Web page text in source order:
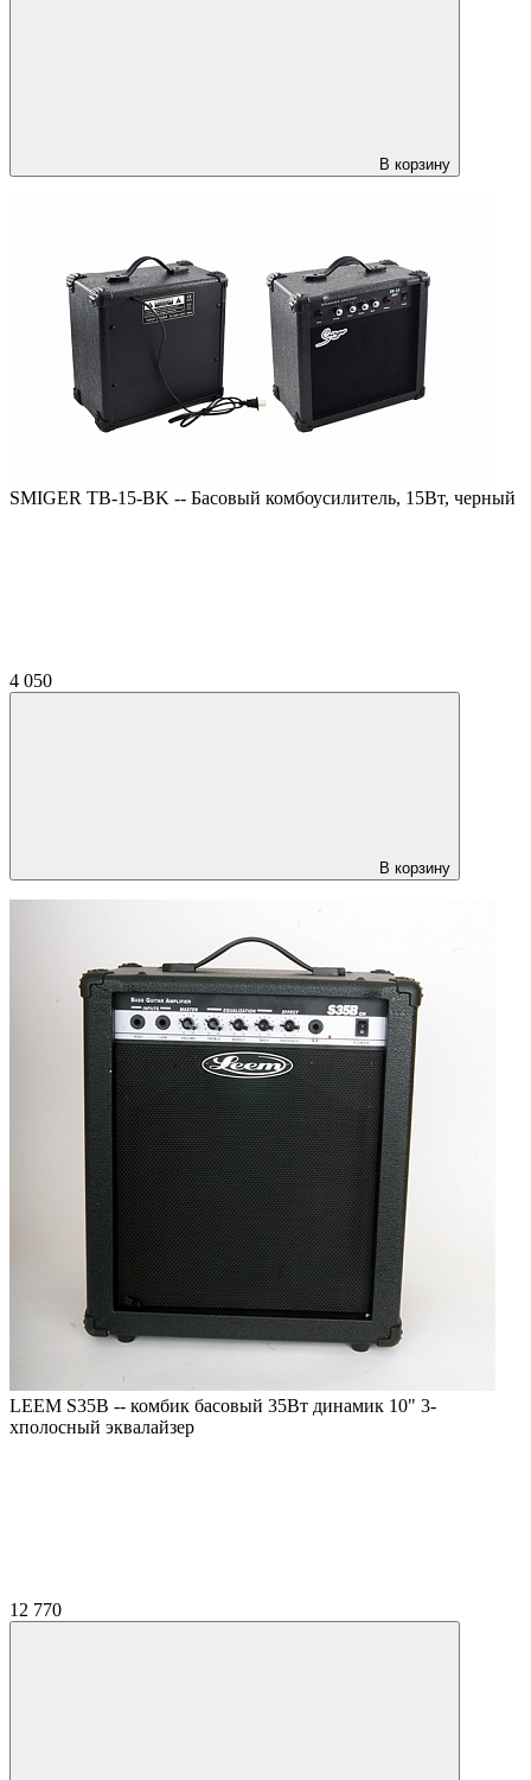
В корзину
SMIGER TB-15-BK -- Басовый комбоусилитель, 15Вт, черный
4 050
В корзину
LEEM S35B -- комбик басовый 35Вт динамик 10" 3-
хполосный эквалайзер
12 770